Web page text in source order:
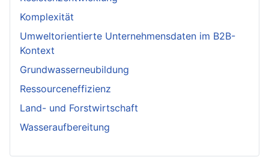
Komplexität
Umweltorientierte Unternehmensdaten im B2B-
Kontext
Grundwasserneubildung
Ressourceneffizienz
Land- und Forstwirtschaft
Wasseraufbereitung